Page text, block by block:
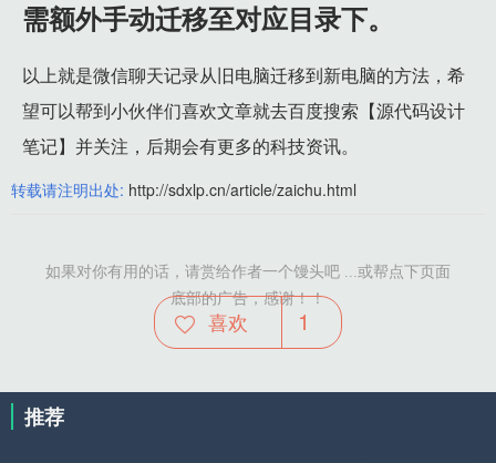
需额外手动迁移至对应目录下。
以上就是微信聊天记录从旧电脑迁移到新电脑的方法，希
望可以帮到小伙伴们喜欢文章就去百度搜索【源代码设计
笔记】并关注，后期会有更多的科技资讯。
转载请注明出处: http://sdxlp.cn/article/zaichu.html
如果对你有用的话，请赏给作者一个馒头吧 ...或帮点下页面
底部的广告，感谢！！
喜欢 1
推荐